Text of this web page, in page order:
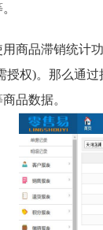
品滞销统计功
授权)。那么通
品数据。